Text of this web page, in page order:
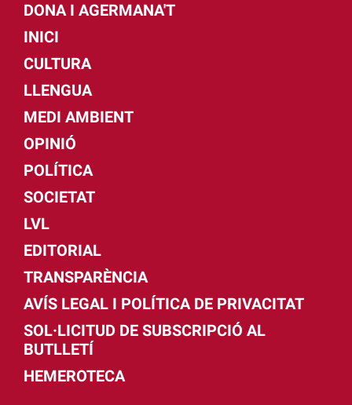
DONA I AGERMANA'T
INICI
CULTURA
LLENGUA
MEDI AMBIENT
OPINIÓ
POLÍTICA
SOCIETAT
LVL
EDITORIAL
TRANSPARÈNCIA
AVÍS LEGAL I POLÍTICA DE PRIVACITAT
SOL·LICITUD DE SUBSCRIPCIÓ AL
BUTLLETÍ
HEMEROTECA